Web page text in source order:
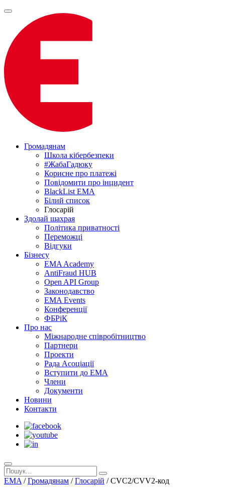
Громадянам
Школа кібербезпеки
#ЖабаГадюку
Корисне про платежі
Повідомити про інцидент
BlackList EMA
Білий список
Глосарій
Здолай шахрая
Політика приватності
Переможцi
Відгуки
Бізнесу
EMA Academy
AntiFraud HUB
Open API Group
Законодавство
EMA Events
Конференції
ФБРіК
Про нас
Міжнародне співробітництво
Партнери
Проекти
Рада Асоціації
Вступити до ЕМА
Члени
Документи
Новини
Контакти
EMA /Громадянам /Глосарій /CVC2/CVV2-код